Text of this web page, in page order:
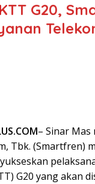
G20,
– Sinar Mas
Tbk. (Smartfren)
G20 yang akan